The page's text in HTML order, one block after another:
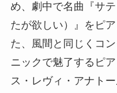
め、劇中で名曲『サ
たが欲しい）』をピ
た、風間と同じくコ
ニックで魅了するピ
ス・レヴィ・アナト